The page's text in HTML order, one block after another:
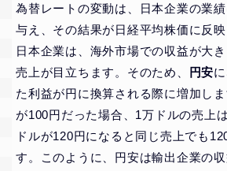
為替レートの変動は、日本企業の業
与え、その結果が日経平均株価に反
日本企業は、海外市場での収益が大
売上が目立ちます。そのため、
円安
た利益が円に換算される際に増加し
が100円だった場合、1万ドルの売上
ドルが120円になると同じ売上でも
す。このように、円安は輸出企業の